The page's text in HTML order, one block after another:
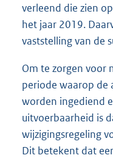
verleend die zien
het jaar 2019.
vaststelling van de
Om te zorgen voor
periode waarop de
worden ingediend
uitvoerbaarheid is
wijzigingsregeling
Dit betekent dat